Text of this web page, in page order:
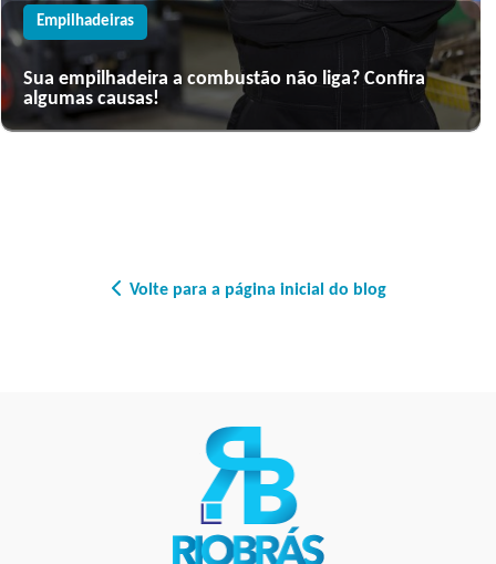
Empilhadeiras
Sua empilhadeira a combustão não liga? Confira
algumas causas!
Volte para a página inicial do blog